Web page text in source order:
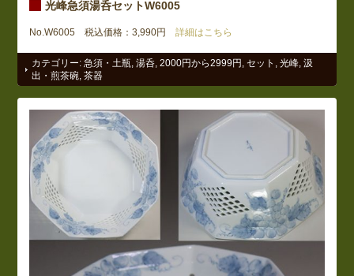
光峰急須湯呑セットW6005
No.W6005 税込価格：3,990円 詳細はこちら
カテゴリー:急須・土瓶 ,湯呑 ,2000円から2999円 ,セット ,光峰 ,汲
出・煎茶碗 ,茶器